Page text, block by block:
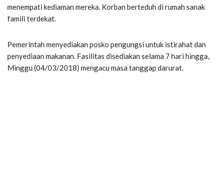
menempati kediaman mereka. Korban berteduh di rumah sanak
famili terdekat.
Pemerintah menyediakan posko pengungsi untuk istirahat dan
penyediaan makanan. Fasilitas disediakan selama 7 hari hingga,
Minggu (04/03/2018) mengacu masa tanggap darurat.